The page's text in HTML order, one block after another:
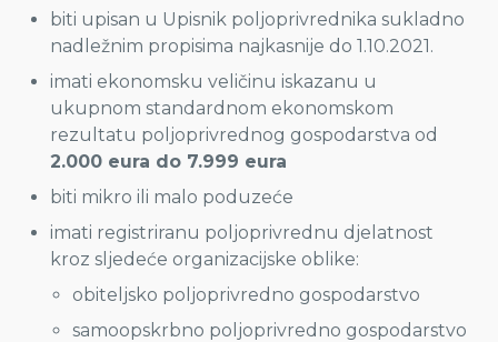
biti upisan u Upisnik poljoprivrednika sukladno
nadležnim propisima najkasnije do 1.10.2021.
imati ekonomsku veličinu iskazanu u
ukupnom standardnom ekonomskom
rezultatu poljoprivrednog gospodarstva od
2.000 eura do 7.999 eura
biti mikro ili malo poduzeće
imati registriranu poljoprivrednu djelatnost
kroz sljedeće organizacijske oblike:
obiteljsko poljoprivredno gospodarstvo
samoopskrbno poljoprivredno gospodarstvo